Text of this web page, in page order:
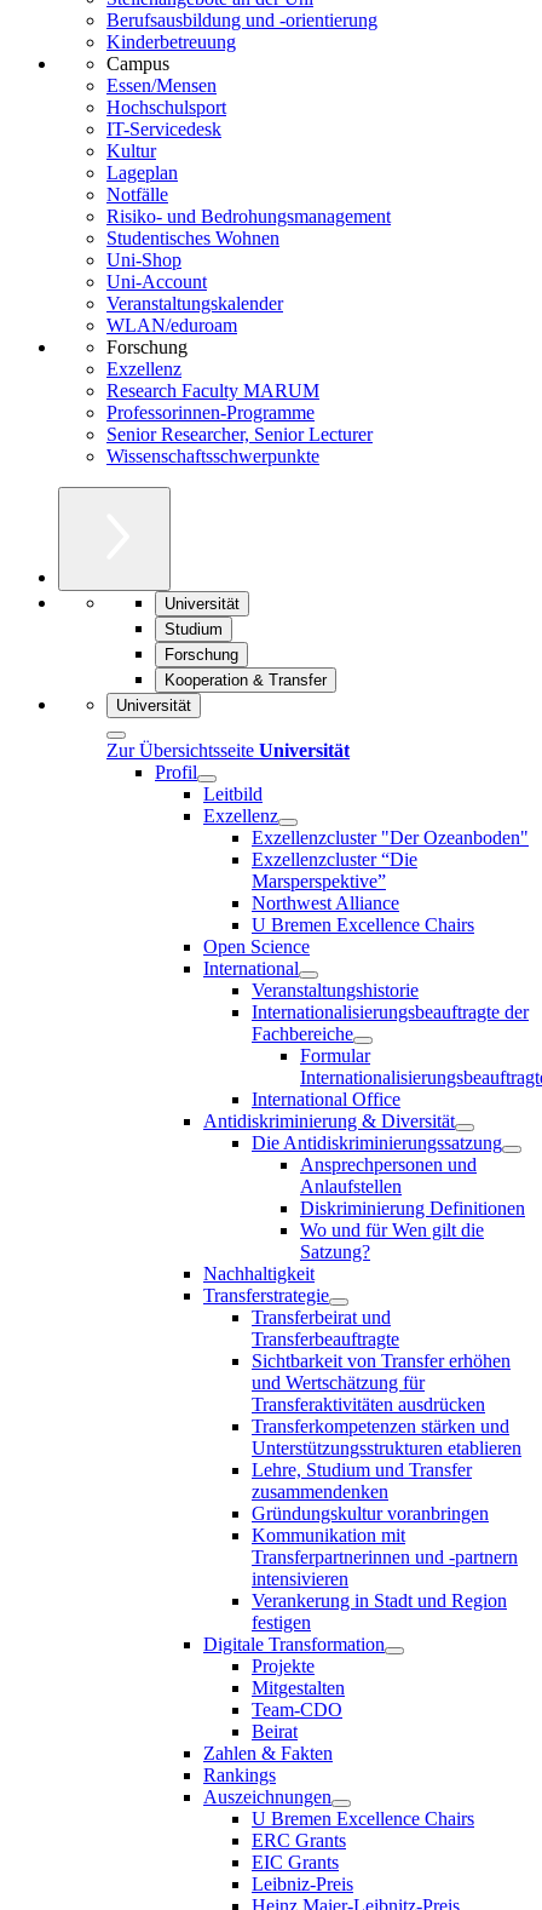
Berufsausbildung und -orientierung
Kinderbetreuung
Campus
Essen/Mensen
Hochschulsport
IT-Servicedesk
Kultur
Lageplan
Notfälle
Risiko- und Bedrohungsmanagement
Studentisches Wohnen
Uni-Shop
Uni-Account
Veranstaltungskalender
WLAN/eduroam
Forschung
Exzellenz
Research Faculty MARUM
Professorinnen-Programme
Senior Researcher, Senior Lecturer
Wissenschaftsschwerpunkte
Universität
Studium
Forschung
Kooperation & Transfer
Universität
Zur Übersichtsseite Universität
Profil
Leitbild
Exzellenz
Exzellenzcluster "Der Ozeanboden"
Exzellenzcluster “Die
Marsperspektive”
Northwest Alliance
U Bremen Excellence Chairs
Open Science
International
Veranstaltungshistorie
Internationalisierungsbeauftragte der
Fachbereiche
Formular
International Office
Antidiskriminierung & Diversität
Die Antidiskriminierungssatzung
Ansprechpersonen und
Anlaufstellen
Diskriminierung Definitionen
Wo und für Wen gilt die
Satzung?
Nachhaltigkeit
Transferstrategie
Transferbeirat und
Transferbeauftragte
Sichtbarkeit von Transfer erhöhen
und Wertschätzung für
Transferaktivitäten ausdrücken
Transferkompetenzen stärken und
Unterstützungsstrukturen etablieren
Lehre, Studium und Transfer
zusammendenken
Gründungskultur voranbringen
Kommunikation mit
Transferpartnerinnen und -partnern
intensivieren
Verankerung in Stadt und Region
festigen
Digitale Transformation
Projekte
Mitgestalten
Team-CDO
Beirat
Zahlen & Fakten
Rankings
Auszeichnungen
U Bremen Excellence Chairs
ERC Grants
EIC Grants
Leibniz-Preis
Heinz Maier-Leibnitz-Preis